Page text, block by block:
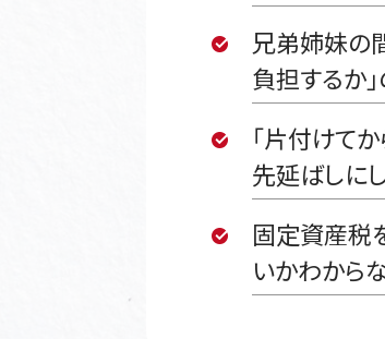
兄弟姉妹の
負担するか
「片付けて
先延ばしに
固定資産税
いかわから